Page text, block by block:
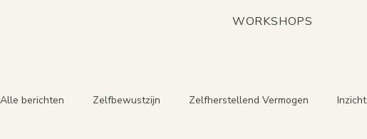
WORKSHOPS
Alle berichten Zelfbewustzijn Zelfherstellend Vermogen Inzicht